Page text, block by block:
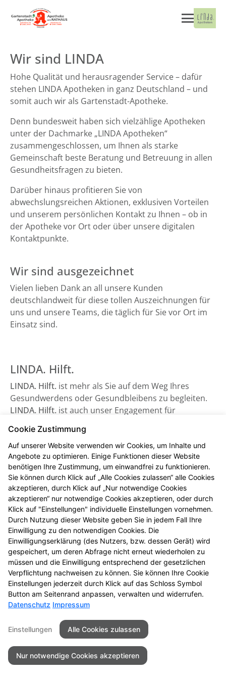
Wir sind LINDA
Hohe Qualität und herausragender Service – dafür
stehen LINDA Apotheken in ganz Deutschland – und
somit auch wir als Gartenstadt-Apotheke.
Denn bundesweit haben sich vielzählige Apotheken
unter der Dachmarke „LINDA Apotheken“
zusammengeschlossen, um Ihnen als starke
Gemeinschaft beste Beratung und Betreuung in allen
Gesundheitsfragen zu bieten.
Darüber hinaus profitieren Sie von
abwechslungsreichen Aktionen, exklusiven Vorteilen
und unserem persönlichen Kontakt zu Ihnen – ob in
der Apotheke vor Ort oder über unsere digitalen
Kontaktpunkte.
Wir sind ausgezeichnet
Vielen lieben Dank an all unsere Kunden
deutschlandweit für diese tollen Auszeichnungen für
uns und unsere Teams, die täglich für Sie vor Ort im
Einsatz sind.
LINDA. Hilft.
LINDA. Hilft. ist mehr als Sie auf dem Weg Ihres
Gesundwerdens oder Gesundbleibens zu begleiten.
LINDA. Hilft. ist auch unser Engagement für
angewiesen sind - sowie beispielsweise der
Bundesverband Kinderhospiz e. V. Schauen Sie gerne
einmal vorbei.
Zu LINDA. Hilft.
Seitenübersicht Kontakt
Impressum
Datenschutz
Barrierefreiheit
© 2026 Gartenstadt-Apotheke
Cookie Zustimmung
Auf unserer Website verwenden wir Cookies, um Inhalte und
Angebote zu optimieren. Einige Funktionen dieser Website
benötigen Ihre Zustimmung, um einwandfrei zu funktionieren.
Sie können durch Klick auf „Alle Cookies zulassen“ alle Cookies
akzeptieren, durch Klick auf „Nur notwendige Cookies
akzeptieren“ nur notwendige Cookies akzeptieren, oder durch
Klick auf "Einstellungen" individuelle Einstellungen vornehmen.
Durch Nutzung dieser Website geben Sie in jedem Fall Ihre
Einwilligung zu den notwendigen Cookies. Die
Einwilligungserklärung (des Nutzers, bzw. dessen Gerät) wird
gespeichert, um deren Abfrage nicht erneut wiederholen zu
müssen und die Einwilligung entsprechend der gesetzlichen
Verpflichtung nachweisen zu können. Sie können Ihre Cookie
Einstellungen jederzeit durch Klick auf das Schloss Symbol
Button am Seitenrand anpassen, verwalten und widerrufen.
Datenschutz Impressum
Einstellungen Alle Cookies zulassen
Nur notwendige Cookies akzeptieren